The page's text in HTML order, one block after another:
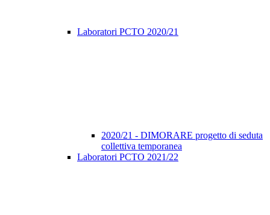
Laboratori PCTO 2020/21
2020/21 - DIMORARE progetto di seduta
collettiva temporanea
Laboratori PCTO 2021/22